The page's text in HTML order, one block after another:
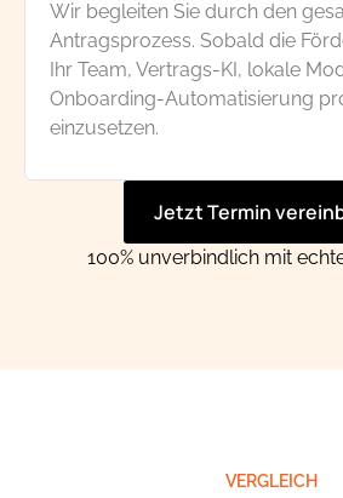
Wir begleiten Sie durch den
Antragsprozess. Sobald die
Ihr Team, Vertrags-KI, lokale
Onboarding-Automatisierung
einzusetzen.
Jetzt Termin
100% unverbindlich mit
VERGLEICH